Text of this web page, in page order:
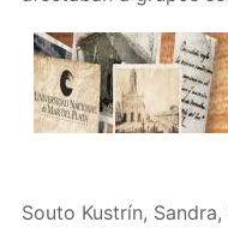
Souto Kustrín, Sandra,